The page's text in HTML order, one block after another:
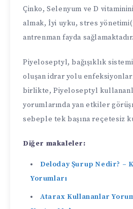
Çinko, Selenyum ve D
almak, İyi uyku, stres
antrenman fayda sağlamaktadır.
Piyeloseptyl, bağışıklık
oluşan idrar yolu
birlikte, Piyeloseptyl
yorumlarında yan etkiler
sebeple tek başına reçetesiz
Diğer makaleler:
Deloday Şurup Nedir? –
Yorumları
Atarax Kullananlar